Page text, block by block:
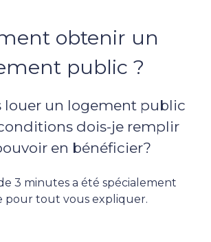
obtenir un
public ?
louer un logement public
dois-je remplir
en bénéficier?
3 minutes a été spécialement
pour tout vous expliquer.